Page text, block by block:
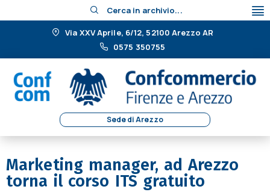
Cerca in archivio...
Via XXV Aprile, 6/12, 52100 Arezzo AR
0575 350755
Sede di Arezzo
Marketing manager, ad Arezzo
torna il corso ITS gratuito